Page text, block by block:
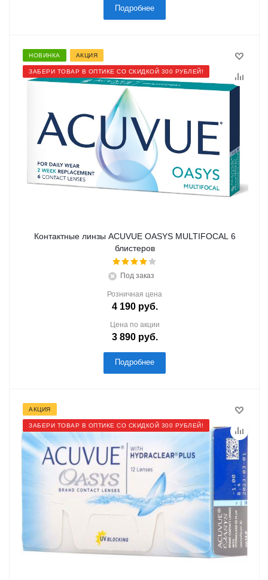
Подробнее
НОВИНКА АКЦИЯ
ЗАБЕРИ ТОВАР В ОПТИКЕ СО СКИДКОЙ 300 РУБЛЕЙ!
Контактные линзы ACUVUE OASYS MULTIFOCAL 6
блистеров
Под заказ
Розничная цена
4 190руб.
Цена по акции
3 890руб.
Подробнее
АКЦИЯ
ЗАБЕРИ ТОВАР В ОПТИКЕ СО СКИДКОЙ 300 РУБЛЕЙ!